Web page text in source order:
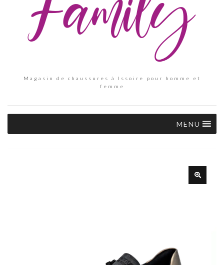
Magasin de chaussures à Issoire pour homme et
femme
MENU